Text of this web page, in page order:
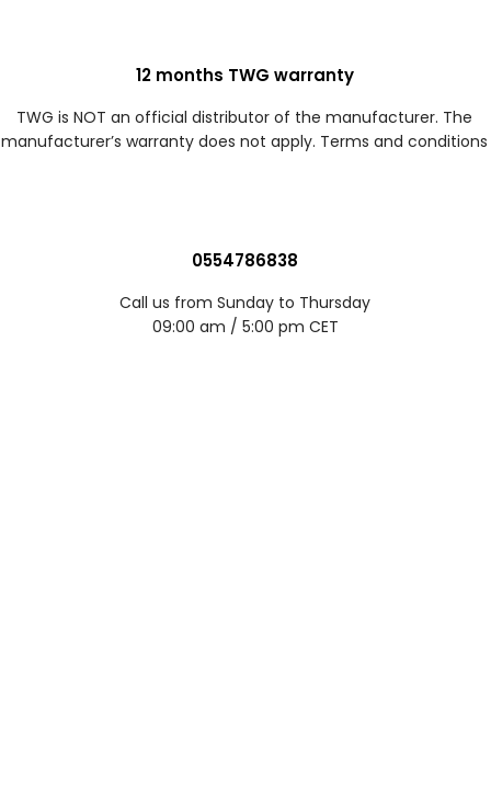
12 months TWG warranty
TWG is NOT an official distributor of the manufacturer. The
manufacturer’s warranty does not apply. Terms and conditions
0554786838
Call us from Sunday to Thursday
09:00 am / 5:00 pm CET